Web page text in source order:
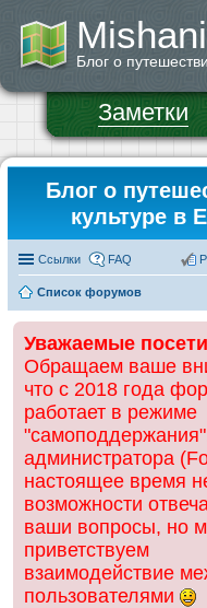
Блог о
Заметки
Блог о
культуре в
Ссылки FAQ
Список форумов
Уважаемые
Обращаем ваше
что с 2018 года
работает в режиме
администратора
настоящее время
возможности
ваши вопросы, но
приветствуем
взаимодействие
пользователями